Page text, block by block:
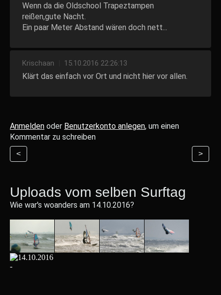
Wenn da die Oldschool Trapeztampen
reißen,gute Nacht.
Ein paar Meter Abstand wären doch nett...
Krischaan 15.10.2016 22:26:13
Klärt das einfach vor Ort und nicht hier vor allen.
Anmelden oder Benutzerkonto anlegen, um einen
Kommentar zu schreiben
< >
Uploads vom selben Surftag
Wie war's woanders am 14.10.2016?